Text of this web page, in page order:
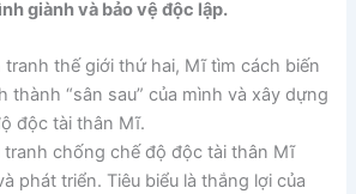
giành và bảo vệ độc lập.
tranh thế giới thứ hai, Mĩ tìm cách biến
thành “sân sau” của mình và xây dựng
độc tài thân Mĩ.
tranh chống chế độ độc tài thân Mĩ
phát triển. Tiêu biểu là thắng lợi của